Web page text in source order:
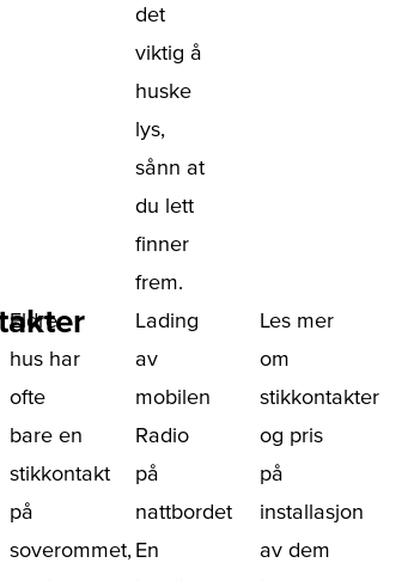
det
viktig å
huske
lys,
sånn at
du lett
finner
frem.
Eldre
hus har
ofte
bare en
stikkontakt
på
soverommet,
Lading
av
mobilen
Radio
på
nattbordet
En
Les mer
om
stikkontakter
og pris
på
installasjon
av dem